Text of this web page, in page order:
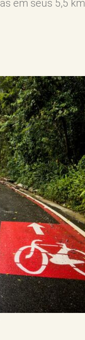
em seus 5,5 km